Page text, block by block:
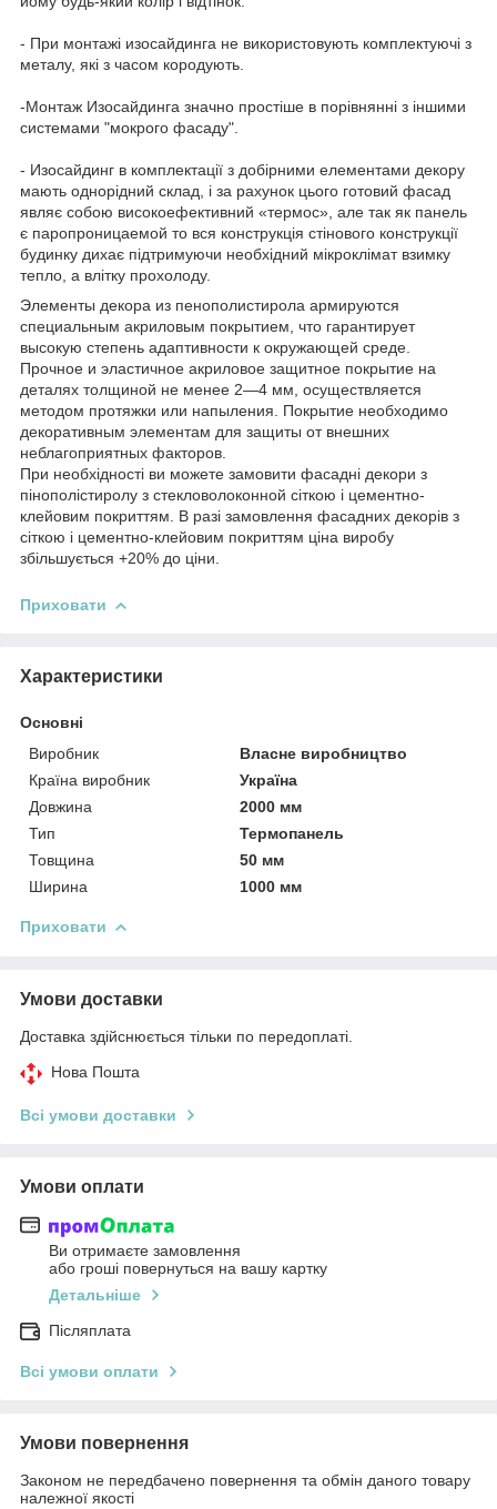
- При монтажі изосайдинга не використовують комплектуючі з
металу, які з часом кородують.
-Монтаж Изосайдинга значно простіше в порівнянні з іншими
системами "мокрого фасаду".
- Изосайдинг в комплектації з добірними елементами декору
мають однорідний склад, і за рахунок цього готовий фасад
являє собою високоефективний «термос», але так як панель
є паропроницаемой то вся конструкція стінового конструкції
будинку дихає підтримуючи необхідний мікроклімат взимку
тепло, а влітку прохолоду.
Элементы декора из пенополистирола армируются
специальным акриловым покрытием, что гарантирует
высокую степень адаптивности к окружающей среде.
Прочное и эластичное акриловое защитное покрытие на
деталях толщиной не менее 2—4 мм, осуществляется
методом протяжки или напыления. Покрытие необходимо
декоративным элементам для защиты от внешних
неблагоприятных факторов.
При необхідності ви можете замовити фасадні декори з
пінополістиролу з стекловолоконной сіткою і цементно-
клейовим покриттям. В разі замовлення фасадних декорів з
сіткою і цементно-клейовим покриттям ціна виробу
збільшується +20% до ціни.
Приховати
Характеристики
Основні
Виробник
Власне виробництво
Країна виробник
Україна
Довжина
2000 мм
Тип
Термопанель
Товщина
50 мм
Ширина
1000 мм
Приховати
Умови доставки
Доставка здійснюється тільки по передоплаті.
Нова Пошта
Всі умови доставки
Умови оплати
Ви отримаєте замовлення
або гроші повернуться на вашу картку
Детальніше
Післяплата
Всі умови оплати
Умови повернення
Законом не передбачено повернення та обмін даного товару
належної якості